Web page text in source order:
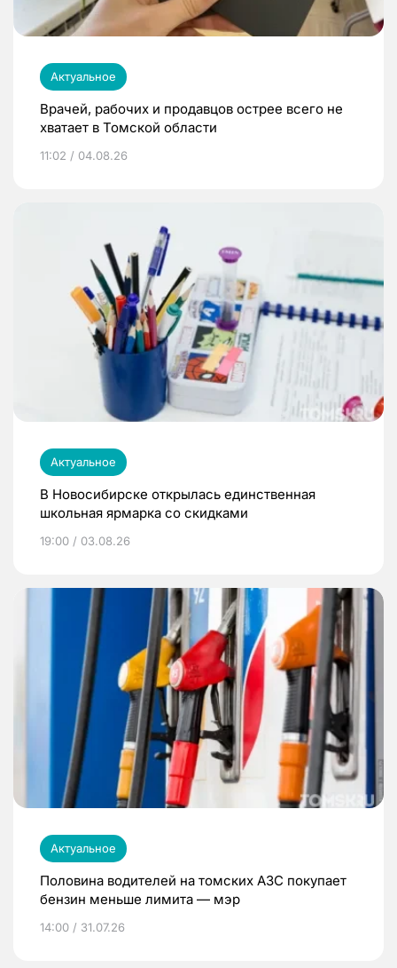
Актуальное
Врачей, рабочих и продавцов острее всего не
хватает в Томской области
11:02 / 04.08.26
Актуальное
В Новосибирске открылась единственная
школьная ярмарка со скидками
19:00 / 03.08.26
Актуальное
Половина водителей на томских АЗС покупает
бензин меньше лимита — мэр
14:00 / 31.07.26